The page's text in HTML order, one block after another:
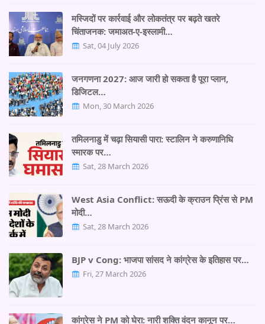
मस्जिदों पर कार्रवाई और लोकतंत्र पर बढ़ते खतरे
चिंताजनक: जमाअत-ए-इस्लामी…
Sat, 04 July 2026
जनगणना 2027: आज जारी हो सकता है पूरा प्लान,
डिजिटल…
Mon, 30 March 2026
तमिलनाडु में चढ़ा सियासी पारा: स्टालिन ने करुणानिधि
स्मारक पर…
Sat, 28 March 2026
West Asia Conflict: सऊदी के क्राउन प्रिंस से PM
मोदी…
Sat, 28 March 2026
BJP v Cong: भाजपा सांसद ने कांग्रेस के इतिहास पर…
Fri, 27 March 2026
कांग्रेस ने PM को घेरा: नारी शक्ति वंदन कानून पर…